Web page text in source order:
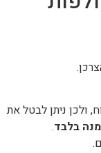
ולכן ניתן לבטל את
בלבד.